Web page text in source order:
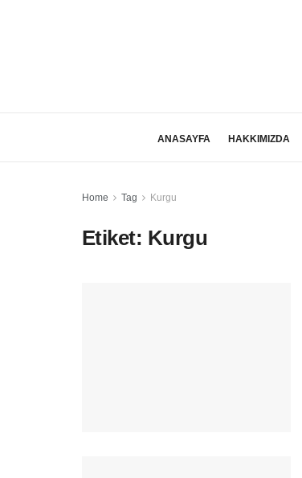
ANASAYFA HAKKIMIZDA
Home Tag Kurgu
Etiket: Kurgu